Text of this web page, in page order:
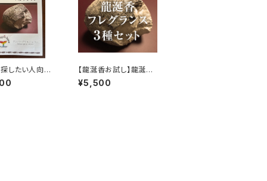
したい人向け
りサンプル・見
材付き）
【龍涎香お試し】龍涎香
フレグランスサンプル3
本セット（豊かさの循
¥5,500